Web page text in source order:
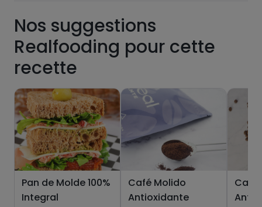
Hazte PLUS para ver la información nutricional
de las recetas, y desbloquear muchas más
funcionalidades PLUS.
Pásate al PLUS
Nos suggestions
Realfooding pour cette
recette
Pan de Molde 100%
Integral
Café Molido
Antioxidante
Café